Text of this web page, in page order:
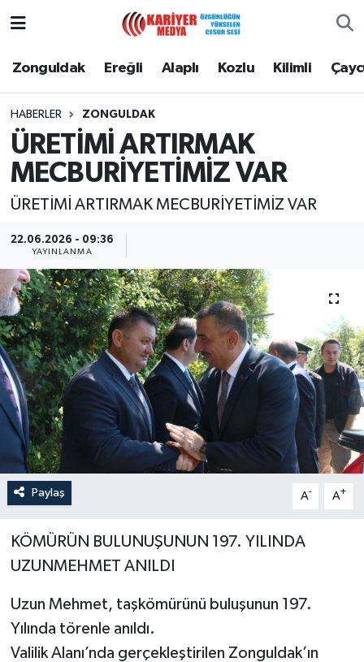
Zonguldak Ereğli Alaplı Kozlu Kilimli
HABERLER ZONGULDAK
ÜRETİMİ ARTIRMAK
MECBURİYETİMİZ VAR
ÜRETİMİ ARTIRMAK MECBURİYETİMİZ VAR
22.06.2026 - 09:36
YAYINLANMA
Paylaş A- A+
KÖMÜRÜN BULUNUŞUNUN 197. YILINDA
UZUNMEHMET ANILDI
Uzun Mehmet, taşkömürünü buluşunun 197.
Yılında törenle anıldı.
Valilik Alanı’nda gerçekleştirilen Zonguldak’ın
Zonguldak
Alaplı
Kozlu
Çaycuma
Gökçebey
Devrek
Özel
Mesaj
Dergim
Zonguldak Nöbetçi Eczaneler
Zonguldak Namaz Vakitleri
Zonguldak Trafik Yoğunluk Haritası
Tüm Manşetler
Son Dakika Haberleri
Haber Arşivi